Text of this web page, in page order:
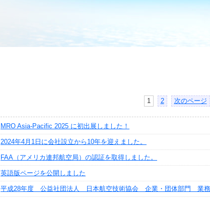
1 2 次のページ
MRO Asia-Pacific 2025 に初出展しました！
2024年4月1日に会社設立から10年を迎えました。
FAA（アメリカ連邦航空局）の認証を取得しました。
英語版ページを公開しました
平成28年度 公益社団法人 日本航空技術協会 企業・団体部門 業務